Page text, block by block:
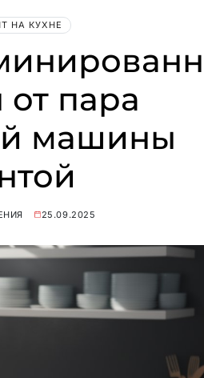
НА КУХНЕ
пара
машины
25.09.2025